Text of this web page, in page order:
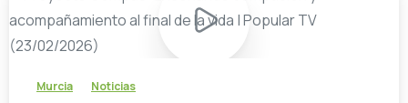
Murcia Noticias